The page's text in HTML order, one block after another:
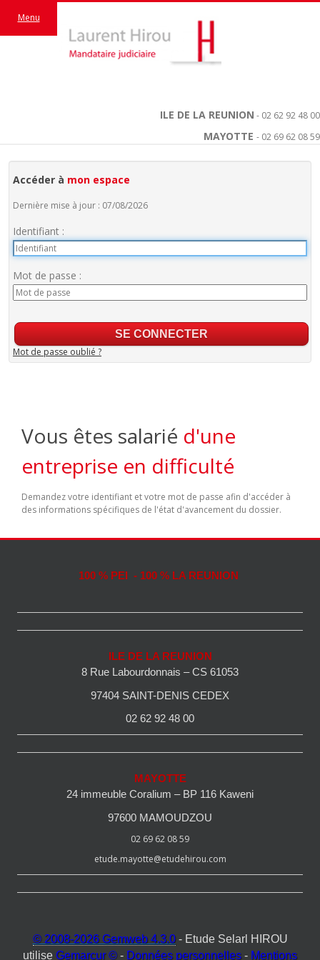
ILE DE LA REUNION - 02 62 92 48 00
MAYOTTE - 02 69 62 08 59
Menu
Accéder à mon espace
Dernière mise à jour : 07/08/2026
Identifiant :
Mot de passe :
Mot de passe oublié ?
Vous êtes salarié d'une
entreprise en difficulté
Demandez votre identifiant et votre mot de passe afin d'accéder à
des informations spécifiques de l'état d'avancement du dossier.
100 % PEI - 100 % LA REUNION
ILE DE LA REUNION
8 Rue Labourdonnais – CS 61053
97404 SAINT-DENIS CEDEX
02 62 92 48 00
MAYOTTE
24 immeuble Coralium – BP 116 Kaweni
97600 MAMOUDZOU
02 69 62 08 59
etude.mayotte@etudehirou.com
© 2008-2026 Gemweb 4.3.0- Etude Selarl HIROU
utilise Gemarcur © - Données personnelles - Mentions